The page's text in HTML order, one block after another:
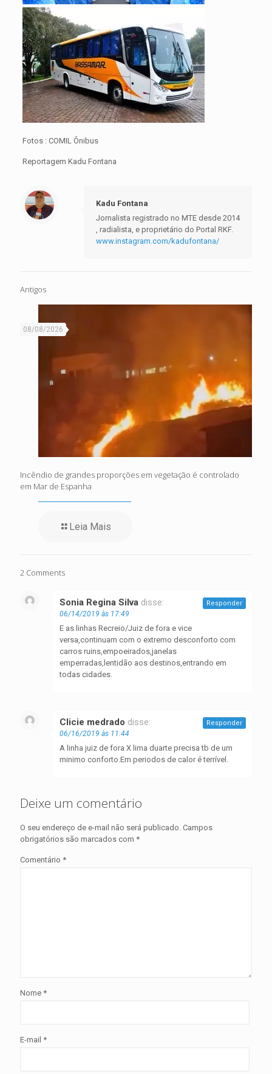
Fotos : COMIL Ônibus
Reportagem Kadu Fontana
Kadu Fontana
Jornalista registrado no MTE desde 2014
, radialista, e proprietário do Portal RKF.
www.instagram.com/kadufontana/
Antigos
08/08/2026
Incêndio de grandes proporções em vegetação é controlado
em Mar de Espanha
Leia Mais
2 Comments
Sonia Regina Silva disse:
06/14/2019 às 17:49
E as linhas Recreio/Juiz de fora e vice
versa,continuam com o extremo desconforto com
carros ruins,empoeirados,janelas
emperradas,lentidão aos destinos,entrando em
todas cidades.
Responder
Clicie medrado disse:
06/16/2019 às 11:44
A linha juiz de fora X lima duarte precisa tb de um
minimo conforto.Em periodos de calor é terrível.
Responder
Deixe um comentário
O seu endereço de e-mail não será publicado. Campos
obrigatórios são marcados com *
Comentário *
Nome *
E-mail *